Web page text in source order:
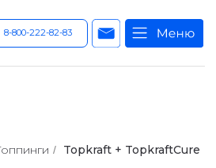
83
/ Topkraft + TopkraftCure